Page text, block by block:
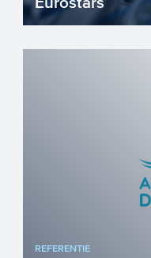
Mkb’ers die
REFERENTIE